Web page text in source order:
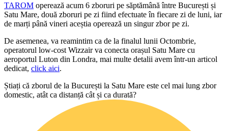
TAROM operează acum 6 zboruri pe săptămână între București și
Satu Mare, două zboruri pe zi fiind efectuate în fiecare zi de luni, iar
de marți până vineri aceștia operează un singur zbor pe zi.
De asemenea, va reamintim ca de la finalul lunii Octombrie,
operatorul low-cost Wizzair va conecta orașul Satu Mare cu
aeroportul Luton din Londra, mai multe detalii avem într-un articol
dedicat, click aici.
Știați că zborul de la București la Satu Mare este cel mai lung zbor
domestic, atât ca distanță cât și ca durată?